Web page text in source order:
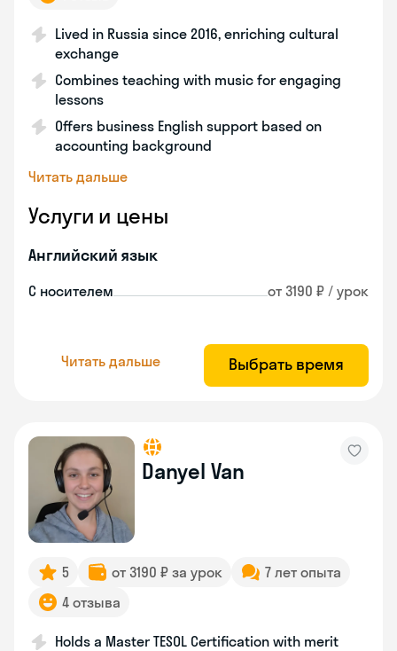
Lived in Russia since 2016, enriching cultural
exchange
Combines teaching with music for engaging
lessons
Offers business English support based on
accounting background
Читать дальше
Услуги и цены
Английский язык
С носителем от 3190 ₽ / урок
Читать дальше Выбрать время
Danyel Van
5 от 3190 ₽ за урок
7 лет опыта
4 отзыва
Holds a Master TESOL Certification with merit